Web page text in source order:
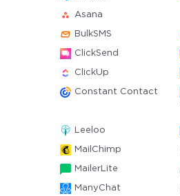
Asana
BulkSMS
ClickSend
ClickUp
Constant Contact
Leeloo
MailChimp
MailerLite
ManyChat